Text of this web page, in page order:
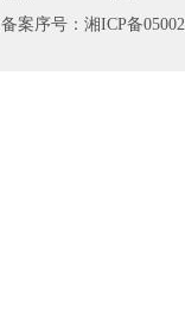
备案序号：湘ICP备